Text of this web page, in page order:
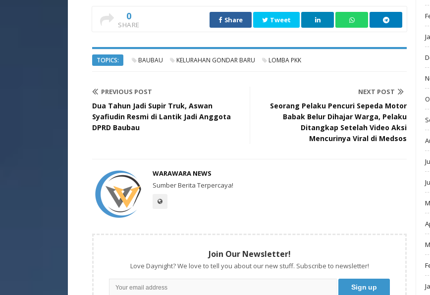
0
SHARE
Share Tweet
TOPICS: BAUBAU KELURAHAN GONDAR BARU LOMBA PKK
PREVIOUS POST
Dua Tahun Jadi Supir Truk, Aswan
Syafiudin Resmi di Lantik Jadi Anggota
DPRD Baubau
NEXT POST
Seorang Pelaku Pencuri Sepeda Motor
Babak Belur Dihajar Warga, Pelaku
Ditangkap Setelah Video Aksi
Mencurinya Viral di Medsos
WARAWARA NEWS
Sumber Berita Terpercaya!
Join Our Newsletter!
Love Daynight? We love to tell you about our new stuff. Subscribe to newsletter!